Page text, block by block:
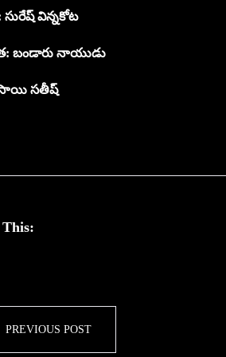
విన్నకోట
బండారు నాయుడు
సాయి సతీష్
This:
PREVIOUS POST